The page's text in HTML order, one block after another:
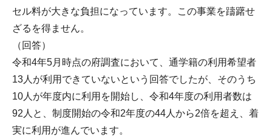
セル料が大きな負担になっています。この事業を躊躇せ
ざるを得ません。
（回答）
令和4年5月時点の府調査において、通学籍の利用希望者
13人が利用できていないという回答でしたが、そのうち
10人が年度内に利用を開始し、令和4年度の利用者数は
92人と、制度開始の令和2年度の44人から2倍を超え、着
実に利用が進んでいます。